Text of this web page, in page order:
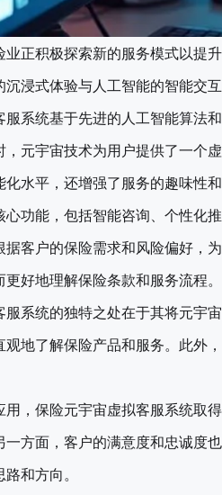
正积极探索新的服务模式以提
浸式体验与人工智能的智能交
系统基于先进的人工智能算法
元宇宙技术为用户提供了一个
水平，还增强了服务的趣味性
功能，包括智能咨询、个性化
客户的保险需求和风险偏好，
好地理解保险条款和服务流程。
服系统的独特之处在于其将元
地了解保险产品和服务。此外
用，保险元宇宙虚拟客服系统
方面，客户的满意度和忠诚度
和方向。